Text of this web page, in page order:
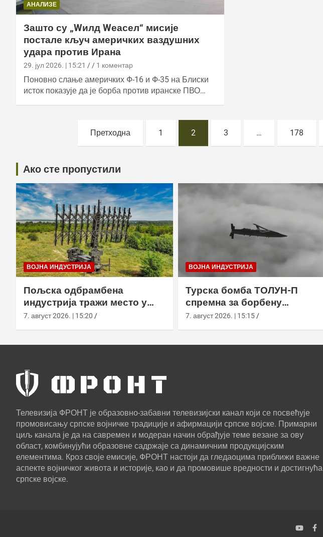
АНАЛИЗЕ
Зашто су „Wилд Wеасел“ мисије
постале кључ америчких ваздушних
удара против Ирана
29. јул 2026. | 15:21 1 коментар
Поновно слање америчких Ф-16 и Ф-35 на Блиски
исток показује да је борба против иранске ПВО…
Претходна 1 2 3 … 178
Ако сте пропустили
ВОЈНА ИНДУСТРИЈА
Пољска одбрамбена
индустрија тражи место у
европском противракетном
7. август 2026. | 15:20
ВОЈНА ИНДУСТРИЈА
Турска бомба ТОЛУН-П
спремна за борбену
употребу
7. август 2026. | 15:15
Телевизија ФРОНТ је образовно-забавни телевизијски канал који се посвећује
промовисању српске војничке традиције и афирмацији српске војске. Примарни
циљ канала је да на савремен и модеран начин обрађује теме везане за ову
област, комбинујући образовне садржаје са динамичним продукцијским
елементима. Кроз своје емисије, ФРОНТ настоји да гледаоцима приближи важне
аспекте војничког живота и историје, као и да промовише вредности и достигнућа
српске војске.